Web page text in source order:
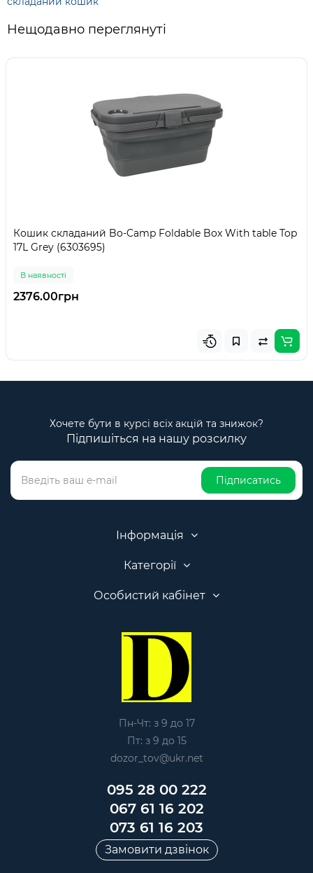
Нещодавно переглянуті
Кошик складаний Bo-Camp Foldable Box With table Top
17L Grey (6303695)
В наявності
2376.00грн
Хочете бути в курсі всіх акцій та знижок?
Підпишіться на нашу розсилку
Підписатись
Інформація
Категорії
Особистий кабінет
Пн-Чт: з 9 до 17
Пт: з 9 до 15
dozor_tov@ukr.net
095 28 00 222
067 61 16 202
073 61 16 203
Замовити дзвінок